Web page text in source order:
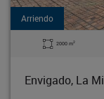
4.0 Baños